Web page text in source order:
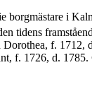
i
f.
1726, d.